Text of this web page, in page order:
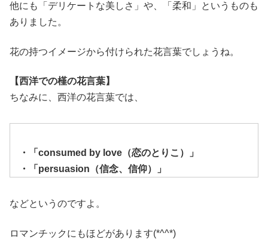
他にも「デリケートな美しさ」や、「柔和」というものも
ありました。
花の持つイメージから付けられた花言葉でしょうね。
【西洋での槿の花言葉】
ちなみに、西洋の花言葉では、
・「consumed by love（恋のとりこ）」
・「persuasion（信念、信仰）」
などというのですよ。
ロマンチックにもほどがあります(*^^*)